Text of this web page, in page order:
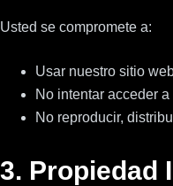
Usted se compromete a:
Usar nuestro sitio
No intentar acceder
No reproducir,
3. Propiedad